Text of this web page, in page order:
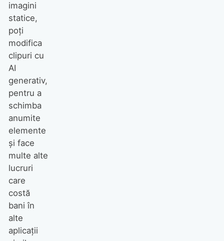
imagini
statice,
poți
modifica
clipuri cu
AI
generativ,
pentru a
schimba
anumite
elemente
și face
multe alte
lucruri
care
costă
bani în
alte
aplicații